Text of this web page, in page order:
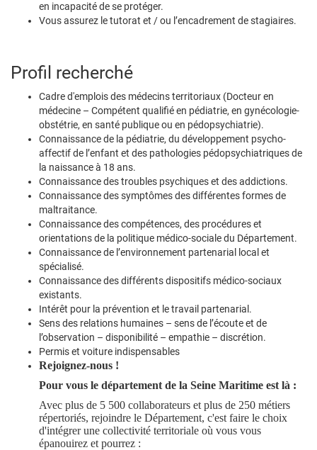
en incapacité de se protéger.
Vous assurez le tutorat et / ou l’encadrement de stagiaires.
Profil recherché
Cadre d'emplois des médecins territoriaux (Docteur en
médecine – Compétent qualifié en pédiatrie, en gynécologie-
obstétrie, en santé publique ou en pédopsychiatrie).
Connaissance de la pédiatrie, du développement psycho-
affectif de l’enfant et des pathologies pédopsychiatriques de
la naissance à 18 ans.
Connaissance des troubles psychiques et des addictions.
Connaissance des symptômes des différentes formes de
maltraitance.
Connaissance des compétences, des procédures et
orientations de la politique médico-sociale du Département.
Connaissance de l’environnement partenarial local et
spécialisé.
Connaissance des différents dispositifs médico-sociaux
existants.
Intérêt pour la prévention et le travail partenarial.
Sens des relations humaines – sens de l’écoute et de
l’observation – disponibilité – empathie – discrétion.
Permis et voiture indispensables
Rejoignez-nous !
Pour vous le département de la Seine Maritime est là :
Avec plus de 5 500 collaborateurs et plus de 250 métiers
répertoriés, rejoindre le Département, c'est faire le choix
d'intégrer une collectivité territoriale où vous vous
épanouirez et pourrez :